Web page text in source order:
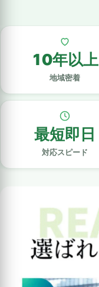
10年以上
地域密着
最短即日
対応スピード